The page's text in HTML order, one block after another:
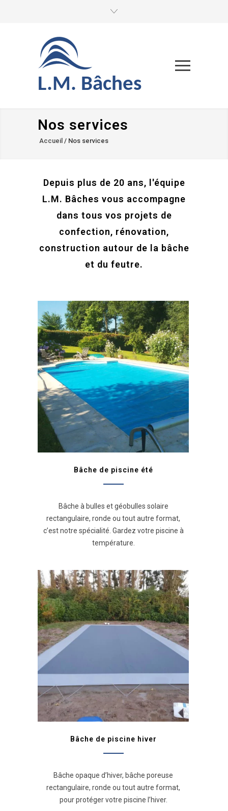
L.M. Bâches
Nos services
Accueil / Nos services
Depuis plus de 20 ans, l'équipe
L.M. Bâches vous accompagne
dans tous vos projets de
confection, rénovation,
construction autour de la bâche
et du feutre.
Bâche de piscine été
Bâche à bulles et géobulles solaire
rectangulaire, ronde ou tout autre format,
c’est notre spécialité. Gardez votre piscine à
température.
Bâche de piscine hiver
Bâche opaque d’hiver, bâche poreuse
rectangulaire, ronde ou tout autre format,
pour protéger votre piscine l’hiver.